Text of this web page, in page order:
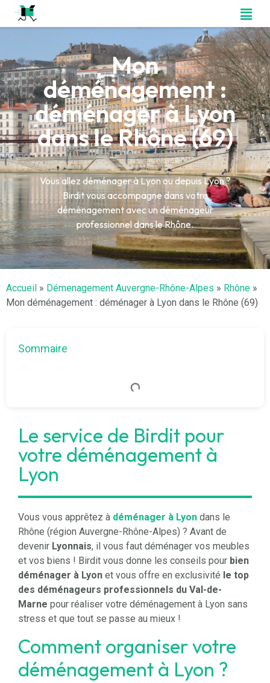
Mon
déménagement :
déménager à Lyon
dans le Rhône (69)
Vous allez déménager à Lyon ou depuis Lyon ?
Birdit vous accompagne dans votre
déménagement avec un déménageur
professionnel dans le Rhône.
Accueil » Démenagement Auvergne-Rhône-Alpes » Rhône »
Mon déménagement : déménager à Lyon dans le Rhône (69)
Sommaire
Le service de Birdit pour
votre déménagement à
Lyon
Vous vous apprêtez à déménager à Lyon dans le
Rhône (région Auvergne-Rhône-Alpes) ? Avant de
devenir Lyonnais, il vous faut déménager vos meubles
et vos biens ! Birdit vous donne les conseils pour bien
déménager à Lyon et vous offre en exclusivité le top
des déménageurs professionnels du Val-de-
Marne pour réaliser votre déménagement à Lyon sans
stress et que tout se passe au mieux !
Comment organiser votre
déménagement à Lyon ?